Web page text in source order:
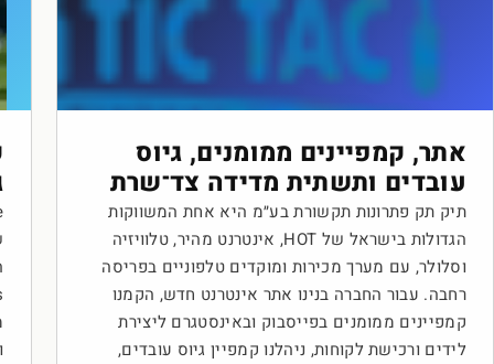
אתר, קמפיינים ממומנים, גיוס
עובדים ותשתית מדידה צד־שרת
תיק תק פתרונות תקשורת בע״מ היא אחת המשווקות
הגדולות בישראל של HOT, אינטרנט מהיר, טלוויזיה
וסלולר, עם מערך מכירות ומוקדים טלפוניים בפריסה
רחבה. עבור החברה בנינו אתר אינטרנט חדש, הקמנו
קמפיינים ממומנים בפייסבוק ובאינסטגרם ליצירת
לידים ורכישת לקוחות, ניהלנו קמפיין גיוס עובדים,